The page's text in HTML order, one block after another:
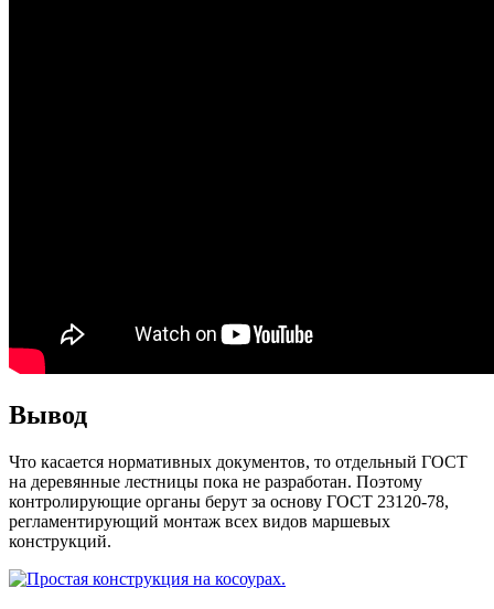
Вывод
Что касается нормативных документов, то отдельный ГОСТ
на деревянные лестницы пока не разработан. Поэтому
контролирующие органы берут за основу ГОСТ 23120-78,
регламентирующий монтаж всех видов маршевых
конструкций.